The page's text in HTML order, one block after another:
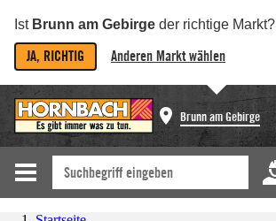
Ist Brunn am Gebirge der richtige Markt?
JA, RICHTIG Anderen Markt wählen
Brunn am Gebirge